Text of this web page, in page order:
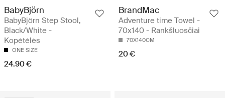
BabyBjörn
BabyBjörn Step Stool,
Black/White -
Kopėtėlės
ONE SIZE
24.90 €
BrandMac
Adventure time Towel -
70x140 - Rankšluosčiai
70X140CM
20 €